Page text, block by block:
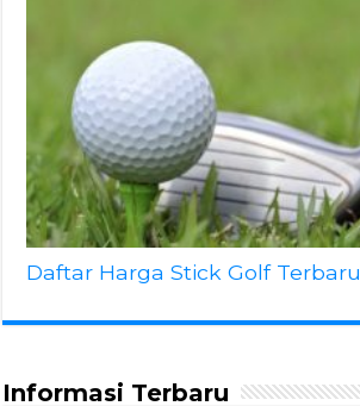
Daftar Harga Stick Golf Terbaru
Informasi Terbaru